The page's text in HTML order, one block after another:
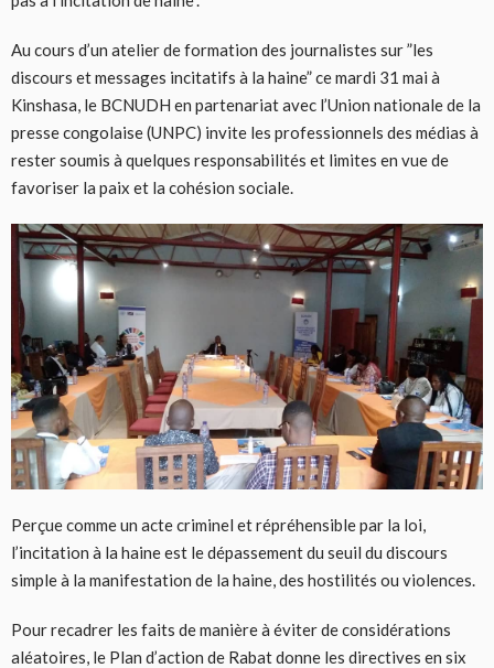
Au cours d’un atelier de formation des journalistes sur ”les
discours et messages incitatifs à la haine” ce mardi 31 mai à
Kinshasa, le BCNUDH en partenariat avec l’Union nationale de la
presse congolaise (UNPC) invite les professionnels des médias à
rester soumis à quelques responsabilités et limites en vue de
favoriser la paix et la cohésion sociale.
Perçue comme un acte criminel et répréhensible par la loi,
l’incitation à la haine est le dépassement du seuil du discours
simple à la manifestation de la haine, des hostilités ou violences.
Pour recadrer les faits de manière à éviter de considérations
aléatoires, le Plan d’action de Rabat donne les directives en six